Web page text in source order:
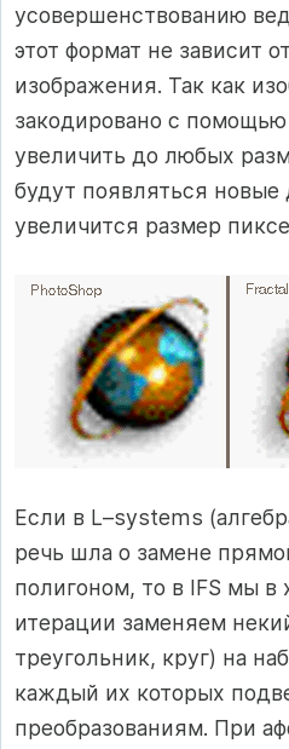
усовершенствованию
этот формат не зависит
изображения. Так как
закодировано с
увеличить до любых
будут появляться новые
увеличится размер
Если в L–systems
речь шла о замене
полигоном, то в IFS мы в
итерации заменяем
треугольник, круг) на
каждый их которых
преобразованиям. При